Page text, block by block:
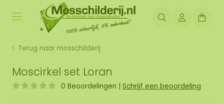
Terug naar mosschilderij
Moscirkel set Loran
0 Beoordelingen | Schrijf een beoordeling